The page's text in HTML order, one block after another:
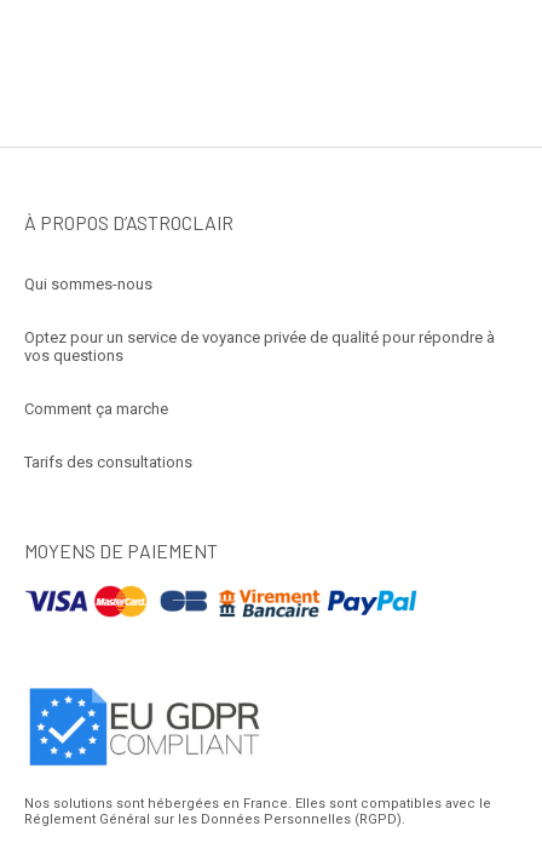
À PROPOS D’ASTROCLAIR
Qui sommes-nous
Optez pour un service de voyance privée de qualité pour répondre à
vos questions
Comment ça marche
Tarifs des consultations
MOYENS DE PAIEMENT
Nos solutions sont hébergées en France. Elles sont compatibles avec le
Réglement Général sur les Données Personnelles (RGPD).